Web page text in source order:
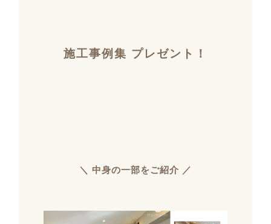
施工事例集 プレゼント！
＼ 中身の一部をご紹介 ／